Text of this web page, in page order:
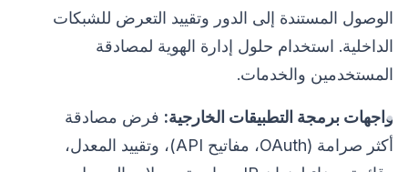
الوصول المستندة إلى الدور وتقييد التعرض للشبكات
الداخلية. استخدام حلول إدارة الهوية لمصادقة
المستخدمين والخدمات.
واجهات برمجة التطبيقات الخارجية: فرض مصادقة
أكثر صرامة (OAuth، مفاتيح API)، وتقييد المعدل،